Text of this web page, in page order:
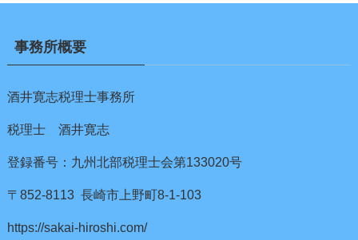
事務所概要
酒井寛志税理士事務所
税理士 酒井寛志
登録番号：九州北部税理士会第133020号
〒852-8113 長崎市上野町8-1-103
https://sakai-hiroshi.com/